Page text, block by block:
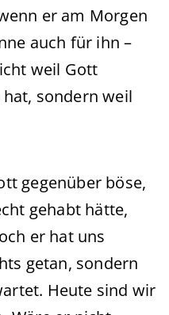
er am Morgen
auch für ihn –
weil Gott
sondern weil
gegenüber böse,
gehabt hätte,
er hat uns
getan, sondern
Heute sind wir